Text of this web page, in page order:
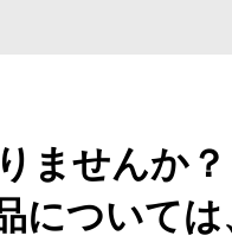
ませんか？
について